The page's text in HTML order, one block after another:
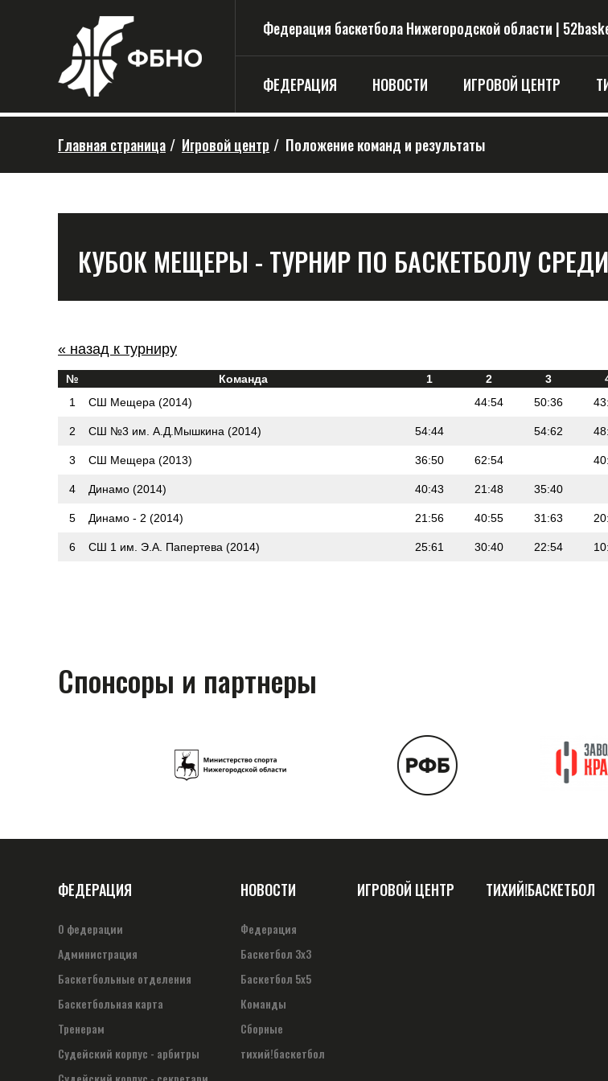
Федерация баскетбола Нижегородской области |
ФЕДЕРАЦИЯ НОВОСТИ ИГРОВОЙ ЦЕНТР
Главная страница / Игровой центр / Положение команд и результаты
КУБОК МЕЩЕРЫ - ТУРНИР ПО БАСКЕТБОЛУ
« назад к турниру
№ Команда 1 2 3
1
СШ Мещера (2014) 44:54 50:36
2 СШ №3 им. А.Д.Мышкина (2014) 54:44 54:62
3 СШ Мещера (2013) 36:50 62:54
4 Динамо (2014) 40:43 21:48 35:40
5 Динамо - 2 (2014) 21:56 40:55 31:63
6 СШ 1 им. Э.А. Папертева (2014) 25:61 30:40 22:54
Спонсоры и партнеры
ФЕДЕРАЦИЯ
О федерации
Администрация
Баскетбольные отделения
Баскетбольная карта
Тренерам
Судейский корпус - арбитры
НОВОСТИ
Федерация
Баскетбол 3х3
Баскетбол 5х5
Команды
Сборные
тихий!баскетбол
ИГРОВОЙ ЦЕНТР ТИХИЙ!БАСКЕТБОЛ